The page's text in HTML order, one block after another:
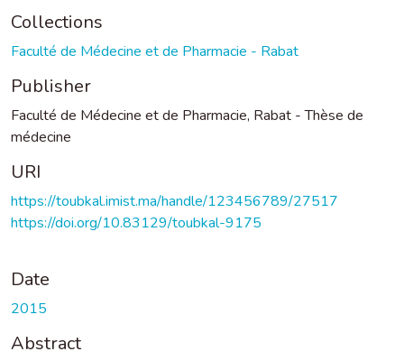
Collections
Faculté de Médecine et de Pharmacie - Rabat
Publisher
Faculté de Médecine et de Pharmacie, Rabat - Thèse de
médecine
URI
https://toubkal.imist.ma/handle/123456789/27517
https://doi.org/10.83129/toubkal-9175
Date
2015
Abstract